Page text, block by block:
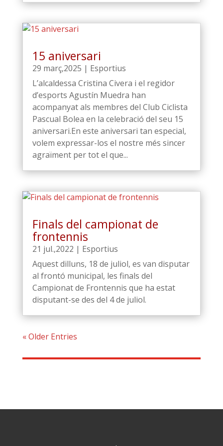
15 aniversari
29 març,2025 | Esportius
L’alcaldessa Cristina Civera i el regidor
d’esports Agustín Muedra han
acompanyat als membres del Club Ciclista
Pascual Bolea en la celebració del seu 15
aniversari.En este aniversari tan especial,
volem expressar-los el nostre més sincer
agraïment per tot el que...
Finals del campionat de
frontennis
21 jul.,2022 | Esportius
Aquest dilluns, 18 de juliol, es van disputar
al frontó municipal, les finals del
Campionat de Frontennis que ha estat
disputant-se des del 4 de juliol.
« Older Entries